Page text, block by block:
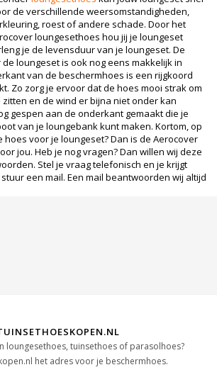
de verschillende weersomstandigheden,
roest of andere schade. Door het
loungesethoes hou jij je loungeset
je de levensduur van je loungeset. De
loungeset is ook nog eens makkelijk in
van de beschermhoes is een rijgkoord
Zo zorg je ervoor dat de hoes mooi strak om
en de wind er bijna niet onder kan
gespen aan de onderkant gemaakt die je
van je loungebank kunt maken. Kortom, op
hoes voor je loungeset? Dan is de Aerocover
jou. Heb je nog vragen? Dan willen wij deze
Stel je vraag telefonisch en je krijgt
een mail. Een mail beantwoorden wij altijd
loungesethoes, tuinsethoes of parasolhoes?
het adres voor je beschermhoes.